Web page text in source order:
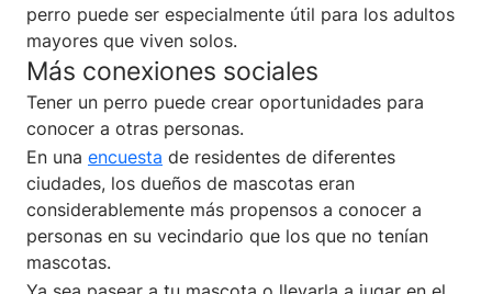
perro puede ser especialmente útil para los adultos
mayores que viven solos.
Más conexiones sociales
Tener un perro puede crear oportunidades para
conocer a otras personas.
En una encuesta de residentes de diferentes
ciudades, los dueños de mascotas eran
considerablemente más propensos a conocer a
personas en su vecindario que los que no tenían
mascotas.